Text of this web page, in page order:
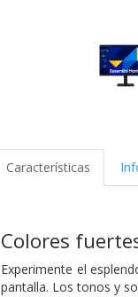
Características
Colores
Experimente el
pantalla. Los tonos y